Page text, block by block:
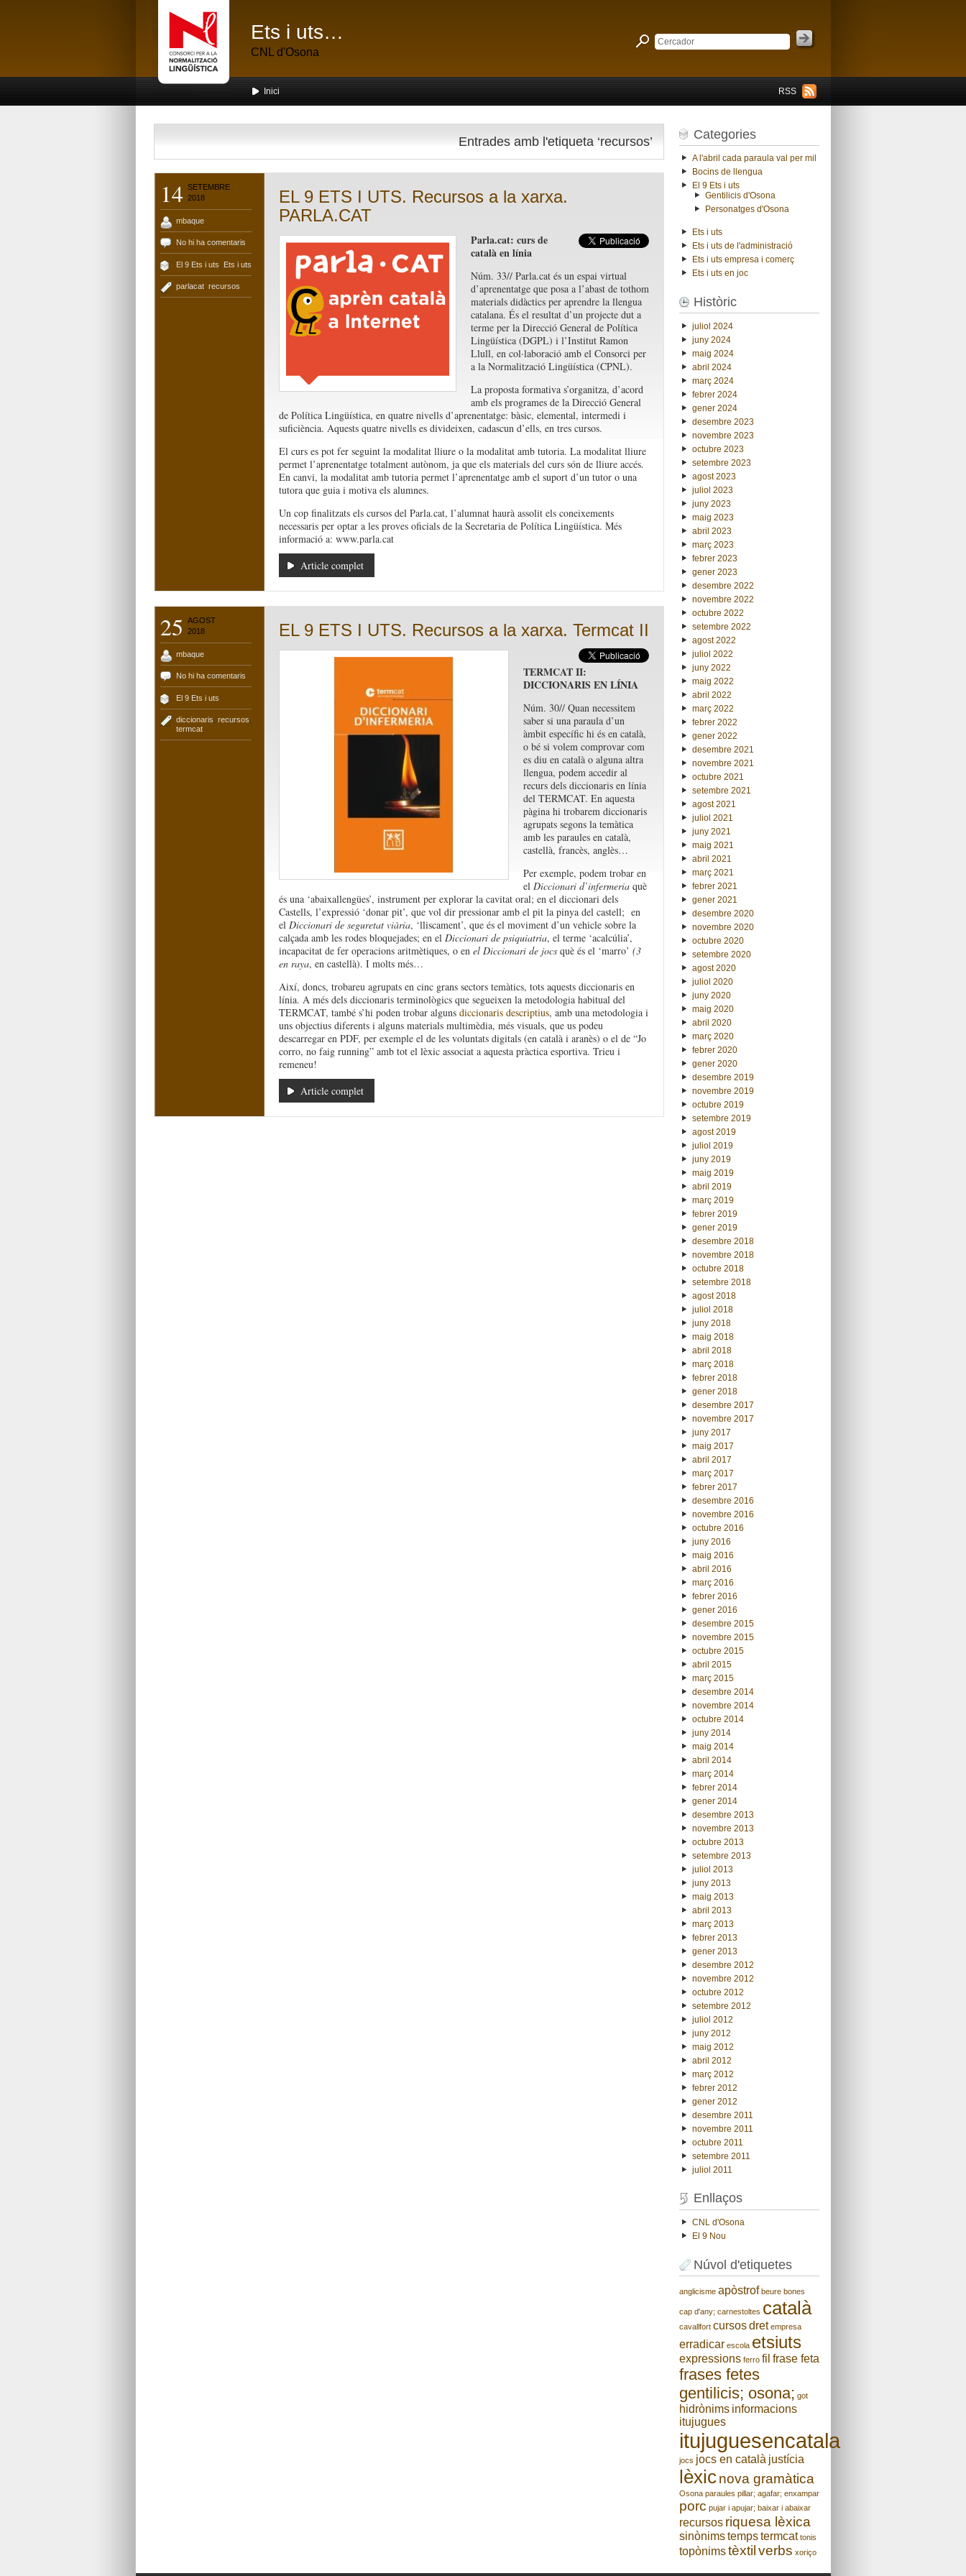
Ets i uts…
CNL d'Osona
RSS
Inici
Entrades amb l'etiqueta ‘recursos’
14 SETEMBRE
2018
mbaque
No hi ha comentaris
El 9 Ets i uts Ets i uts
parlacat, recursos
EL 9 ETS I UTS. Recursos a la xarxa.
PARLA.CAT
Parla.cat: curs de
català en línia
Núm. 33// Parla.cat és un espai virtual
d’aprenentatge que posa a l’abast de tothom
materials didàctics per aprendre la llengua
catalana. És el resultat d’un projecte dut a
terme per la Direcció General de Política
Lingüística (DGPL) i l’Institut Ramon
Llull, en col·laboració amb el Consorci per
a la Normalització Lingüística (CPNL).
La proposta formativa s’organitza, d’acord
amb els programes de la Direcció General
de Política Lingüística, en quatre nivells d’aprenentatge: bàsic, elemental, intermedi i
suficiència. Aquests quatre nivells es divideixen, cadascun d’ells, en tres cursos.
El curs es pot fer seguint la modalitat lliure o la modalitat amb tutoria. La modalitat lliure
permet l’aprenentatge totalment autònom, ja que els materials del curs són de lliure accés.
En canvi, la modalitat amb tutoria permet l’aprenentatge amb el suport d’un tutor o una
tutora que guia i motiva els alumnes.
Un cop finalitzats els cursos del Parla.cat, l’alumnat haurà assolit els coneixements
necessaris per optar a les proves oficials de la Secretaria de Política Lingüística. Més
informació a: www.parla.cat
Article complet
25
AGOST
2018
mbaque
No hi ha comentaris
El 9 Ets i uts
diccionaris recursos
termcat
EL 9 ETS I UTS. Recursos a la xarxa. Termcat II
TERMCAT II:
DICCIONARIS EN LÍNIA
Núm. 30// Quan necessitem
saber si una paraula d’un
àmbit específic hi és en català,
o bé si volem comprovar com
es diu en català o alguna altra
llengua, podem accedir al
recurs dels diccionaris en línia
del TERMCAT. En aquesta
pàgina hi trobarem diccionaris
agrupats segons la temàtica
amb les paraules en català,
castellà, francès, anglès…
Per exemple, podem trobar en
el Diccionari d’infermeriaquè
és una ‘abaixallengües’, instrument per explorar la cavitat oral; en el diccionari dels
Castells, l’expressió ‘donar pit’, que vol dir pressionar amb el pit la pinya del castell; en
el Diccionari de seguretat viària, ‘lliscament’, que és el moviment d’un vehicle sobre la
calçada amb les rodes bloquejades; en el Diccionari de psiquiatria, el terme ‘acalcúlia’,
incapacitat de fer operacions aritmètiques, o en el Diccionari de jocsquè és el ‘marro’ (3
en raya, en castellà). I molts més…
Així, doncs, trobareu agrupats en cinc grans sectors temàtics, tots aquests diccionaris en
línia. A més dels diccionaris terminològics que segueixen la metodologia habitual del
TERMCAT, també s’hi poden trobar alguns diccionaris descriptius, amb una metodologia i
uns objectius diferents i alguns materials multimèdia, més visuals, que us podeu
descarregar en PDF, per exemple el de les voluntats digitals (en català i aranès) o el de “Jo
corro, no faig running” amb tot el lèxic associat a aquesta pràctica esportiva. Trieu i
remeneu!
Article complet
Categories
A l'abril cada paraula val per mil
Bocins de llengua
El 9 Ets i uts
Gentilicis d'Osona
Personatges d'Osona
Ets i uts
Ets i uts de l'administració
Ets i uts empresa i comerç
Ets i uts en joc
Històric
juliol 2024
juny 2024
maig 2024
abril 2024
març 2024
febrer 2024
gener 2024
desembre 2023
novembre 2023
octubre 2023
setembre 2023
agost 2023
juliol 2023
juny 2023
maig 2023
abril 2023
març 2023
febrer 2023
gener 2023
desembre 2022
novembre 2022
octubre 2022
setembre 2022
agost 2022
juliol 2022
juny 2022
maig 2022
abril 2022
març 2022
febrer 2022
gener 2022
desembre 2021
novembre 2021
octubre 2021
setembre 2021
agost 2021
juliol 2021
juny 2021
maig 2021
abril 2021
març 2021
febrer 2021
gener 2021
desembre 2020
novembre 2020
octubre 2020
setembre 2020
agost 2020
juliol 2020
juny 2020
maig 2020
abril 2020
març 2020
febrer 2020
gener 2020
desembre 2019
novembre 2019
octubre 2019
setembre 2019
agost 2019
juliol 2019
juny 2019
maig 2019
abril 2019
març 2019
febrer 2019
gener 2019
desembre 2018
novembre 2018
octubre 2018
setembre 2018
agost 2018
juliol 2018
juny 2018
maig 2018
abril 2018
març 2018
febrer 2018
gener 2018
desembre 2017
novembre 2017
juny 2017
maig 2017
abril 2017
març 2017
febrer 2017
desembre 2016
novembre 2016
octubre 2016
juny 2016
maig 2016
abril 2016
març 2016
febrer 2016
gener 2016
desembre 2015
novembre 2015
octubre 2015
abril 2015
març 2015
desembre 2014
novembre 2014
octubre 2014
juny 2014
maig 2014
abril 2014
març 2014
febrer 2014
gener 2014
desembre 2013
novembre 2013
octubre 2013
setembre 2013
juliol 2013
juny 2013
maig 2013
abril 2013
març 2013
febrer 2013
gener 2013
desembre 2012
novembre 2012
octubre 2012
setembre 2012
juliol 2012
juny 2012
maig 2012
abril 2012
març 2012
febrer 2012
gener 2012
desembre 2011
novembre 2011
octubre 2011
setembre 2011
juliol 2011
Enllaços
CNL d'Osona
El 9 Nou
Núvol d'etiquetes
anglicisme apòstrof beure bones
cap d'any; carnestoltes català
cavallfort cursos dret empresa
erradicar escola etsiuts
expressions ferro fil frase feta
frases fetes
gentilicis; osona; got
hidrònims informacions
itujugues
itujuguesencatala
jocs jocs en català justícia
lèxic nova gramàtica
Osona paraules pillar; agafar; enxampar
porc pujar i apujar; baixar i abaixar
recursos riquesa lèxica
sinònims temps termcat tonis
topònims tèxtil verbs xoriço